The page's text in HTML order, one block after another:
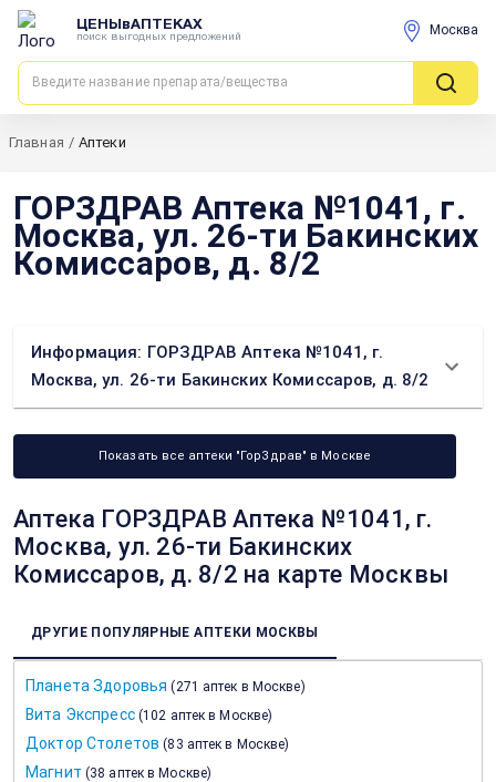
ЦЕНЫвАПТЕКАХ
поиск выгодных предложений Москва
Главная / Аптеки
ГОРЗДРАВ Аптека №1041, г.
Москва, ул. 26-ти Бакинских
Комиссаров, д. 8/2
Информация: ГОРЗДРАВ Аптека №1041, г.
Москва, ул. 26-ти Бакинских Комиссаров, д. 8/2
Показать все аптеки "ГорЗдрав" в Москве
Аптека ГОРЗДРАВ Аптека №1041, г.
Москва, ул. 26-ти Бакинских
Комиссаров, д. 8/2 на карте Москвы
ДРУГИЕ ПОПУЛЯРНЫЕ АПТЕКИ МОСКВЫ
Планета Здоровья (271 аптек в Москве)
Вита Экспресс (102 аптек в Москве)
Доктор Столетов (83 аптек в Москве)
Магнит (38 аптек в Москве)